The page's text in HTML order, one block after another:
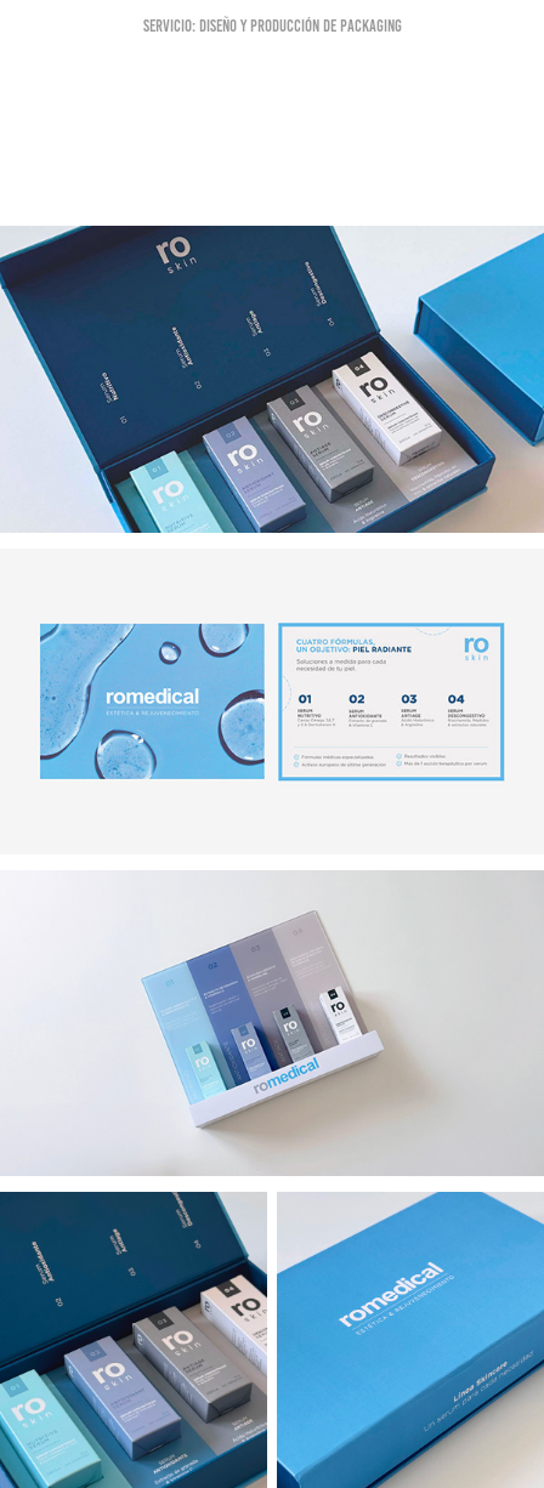
Servicio: Diseño y producción de packaging